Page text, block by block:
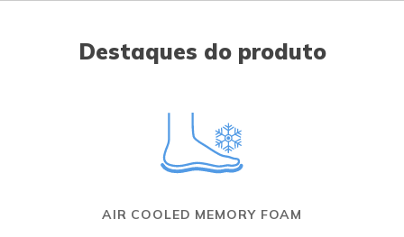
Destaques do produto
AIR COOLED MEMORY FOAM